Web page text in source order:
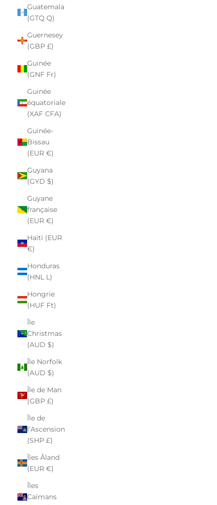
Guatemala
(GTQ Q)
Guernesey
(GBP £)
Guinée
(GNF Fr)
Guinée
équatoriale
(XAF CFA)
Guinée-
Bissau
(EUR €)
Guyana
(GYD $)
Guyane
française
(EUR €)
Haïti (EUR
€)
Honduras
(HNL L)
Hongrie
(HUF Ft)
Île
Christmas
(AUD $)
Île Norfolk
(AUD $)
Île de Man
(GBP £)
Île de
l’Ascension
(SHP £)
Îles Åland
(EUR €)
Îles
Caïmans